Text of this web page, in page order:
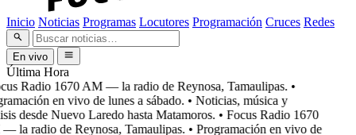
Inicio Noticias Programas Locutores Programación Cruces Redes
En vivo
Última Hora
Radio 1670 AM — la radio de Reynosa, Tamaulipas. •
en vivo de lunes a sábado. • Noticias, música y
desde Nuevo Laredo hasta Matamoros. • Focus Radio 1670
la radio de Reynosa, Tamaulipas. • Programación en vivo de